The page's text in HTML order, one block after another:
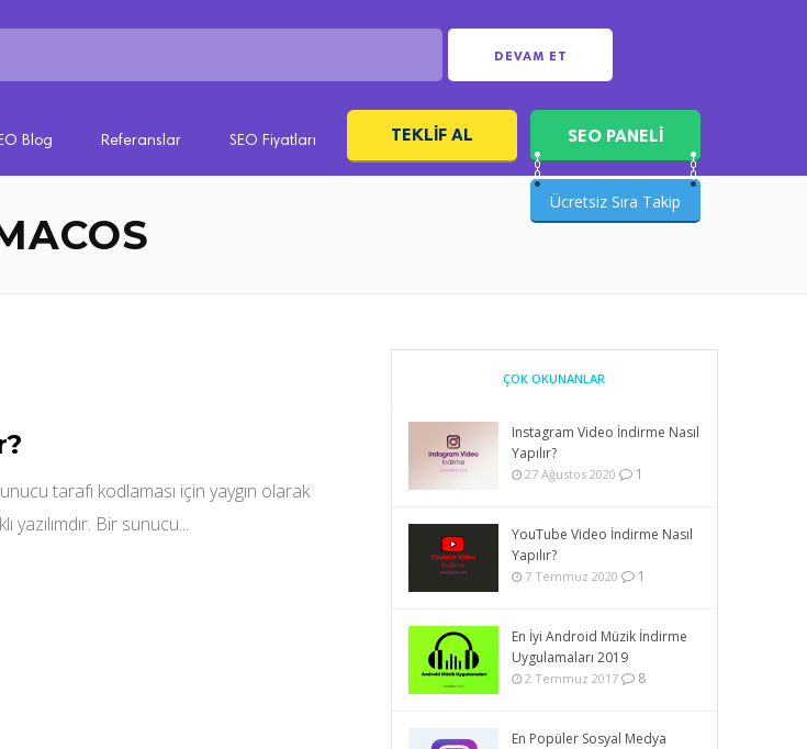
DEVAM ET
Blog Referanslar SEO Fiyatları TEKLIF AL SEO PANELİ
Ücretsiz Sıra Takip
tarafı kodlaması için yaygın olarak
yazılımdır. Bir sunucu...
ÇOK OKUNANLAR
Instagram Video İndirme Nasıl
Yapılır?
27 Ağustos 2020 1
YouTube Video İndirme Nasıl
Yapılır?
7 Temmuz 2020 1
En İyi Android Müzik İndirme
Uygulamaları 2019
2 Temmuz 2017 8
En Popüler Sosyal Medya